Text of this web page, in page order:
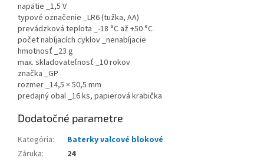
napätie _1,5 V
typové označenie _LR6 (tužka, AA)
prevádzková teplota _-18 °C až +50 °C
počet nabíjacích cyklov _nenabíjacie
hmotnosť _23 g
max. skladovateľnosť _10 rokov
značka _GP
rozmer _14,5 × 50,5 mm
predajný obal _16 ks, papierová krabička
Dodatočné parametre
Kategória:
Baterky valcové blokové
Záruka:
24